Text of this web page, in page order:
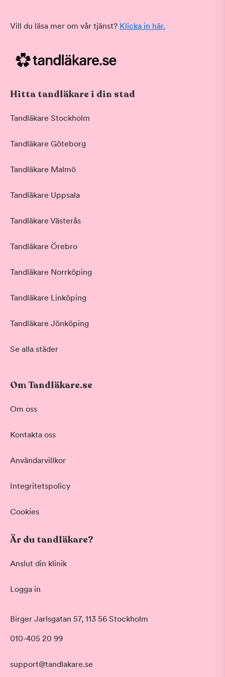
Akut tandvård
Basundersökning
Hygienistbehandling
Professionell rengöring och puts
Morgon
Klockan 09:00 - 12:00
Vill du läsa mer om vår tjänst? Klicka in här.
Hitta tandläkare i din stad
Tandläkare Stockholm
Tandläkare Göteborg
Tandläkare Malmö
Tandläkare Uppsala
Tandläkare Västerås
Tandläkare Örebro
Tandläkare Norrköping
Tandläkare Linköping
Tandläkare Jönköping
Se alla städer
Om Tandläkare.se
Om oss
Kontakta oss
Användarvillkor
Integritetspolicy
Cookies
Är du tandläkare?
Anslut din klinik
Logga in
Birger Jarlsgatan 57, 113 56 Stockholm
010-405 20 99
support@tandlakare.se